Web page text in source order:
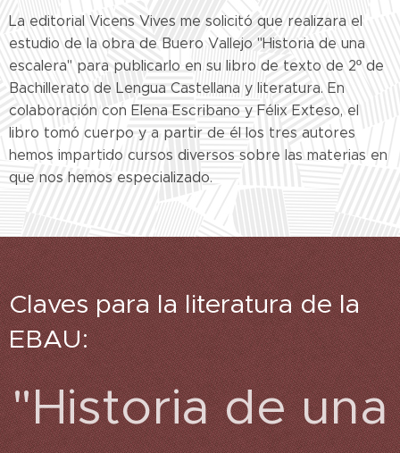
La editorial Vicens Vives me solicitó que realizara el
estudio de la obra de Buero Vallejo "Historia de una
escalera" para publicarlo en su libro de texto de 2º de
Bachillerato de Lengua Castellana y literatura. En
colaboración con Elena Escribano y Félix Exteso, el
libro tomó cuerpo y a partir de él los tres autores
hemos impartido cursos diversos sobre las materias en
que nos hemos especializado.
Claves para la literatura de la
EBAU:
"Historia de una